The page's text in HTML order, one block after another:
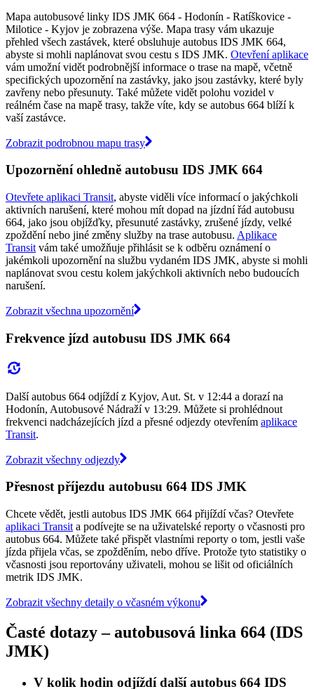
Mapa autobusové linky IDS JMK 664 - Hodonín - Ratíškovice -
Milotice - Kyjov je zobrazena výše. Mapa trasy vám ukazuje
přehled všech zastávek, které obsluhuje autobus IDS JMK 664,
abyste si mohli naplánovat svou cestu s IDS JMK. Otevření aplikace
vám umožní vidět podrobnější informace o trase na mapě, včetně
specifických upozornění na zastávky, jako jsou zastávky, které byly
zavřeny nebo přesunuty. Také můžete vidět polohu vozidel v
reálném čase na mapě trasy, takže víte, kdy se autobus 664 blíží k
vaší zastávce.
Zobrazit podrobnou mapu trasy
Upozornění ohledně autobusu IDS JMK 664
Otevřete aplikaci Transit, abyste viděli více informací o jakýchkoli
aktivních narušení, které mohou mít dopad na jízdní řád autobusu
664, jako jsou objížďky, přesunuté zastávky, zrušené jízdy, velké
zpoždění nebo jiné změny služby na trase autobusu. Aplikace
Transit vám také umožňuje přihlásit se k odběru oznámení o
jakémkoli upozornění na službu vydaném IDS JMK, abyste si mohli
naplánovat svou cestu kolem jakýchkoli aktivních nebo budoucích
narušení.
Zobrazit všechna upozornění
Frekvence jízd autobusu IDS JMK 664
Další autobus 664 odjíždí z Kyjov, Aut. St. v 12:44 a dorazí na
Hodonín, Autobusové Nádraží v 13:29. Můžete si prohlédnout
frekvenci nadcházejících jízd a přesné odjezdy otevřením aplikace
Transit.
Zobrazit všechny odjezdy
Přesnost příjezdu autobusu 664 IDS JMK
Chcete vědět, jestli autobus IDS JMK 664 přijíždí včas? Otevřete
aplikaci Transit a podívejte se na uživatelské reporty o včasnosti pro
autobus 664. Můžete také přispět vlastními reporty o tom, jestli vaše
jízda přijela včas, se zpožděním, nebo dříve. Protože tyto statistiky o
včasnosti jsou reportovány uživateli, mohou se lišit od oficiálních
metrik IDS JMK.
Zobrazit všechny detaily o včasném výkonu
Časté dotazy – autobusová linka 664 (IDS
JMK)
V kolik hodin odjíždí další autobus 664 IDS